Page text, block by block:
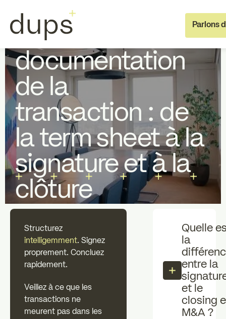
Full deal execution Specialist
À propos de dups L'équipe
Recrutement
zz
Investisseurs individuels
Les essentiels Actualités
FAQ
Parlons
Specialist Support
Structuration et
documentation
de la
transaction : de
la term sheet à la
signature et à la
clôture
Structurez
intelligemment. Signez
proprement. Concluez
rapidement.
Veillez à ce que les
transactions ne
meurent pas dans les
Quelle
la
entre la
et le
closing
M&A ?